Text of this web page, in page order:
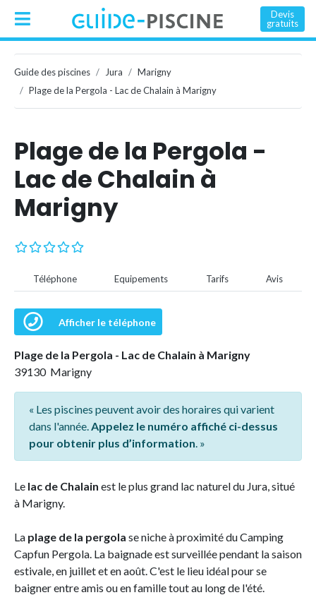
Devis
gratuits
Guide des piscines Jura
Marigny
Plage de la Pergola - Lac de Chalain à Marigny
Plage de la Pergola -
Lac de Chalain à
Marigny
Téléphone Equipements Tarifs Avis
Afficher le téléphone
Plage de la Pergola - Lac de Chalain à Marigny
39130 Marigny
« Les piscines peuvent avoir des horaires qui varient
dans l'année.Appelez le numéro affiché ci-dessus
pour obtenir plus d’information. »
Le lac de Chalain est le plus grand lac naturel du Jura, situé
à Marigny.
La plage de la pergola se niche à proximité du Camping
Capfun Pergola. La baignade est surveillée pendant la saison
estivale, en juillet et en août. C'est le lieu idéal pour se
baigner entre amis ou en famille tout au long de l'été.